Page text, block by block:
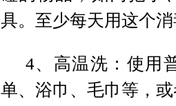
具。至少每天用这个
4、高温洗：使用
单、浴巾、毛巾等，